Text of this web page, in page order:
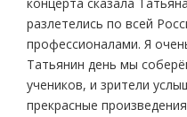
концерта сказала
разлетелись по всей
профессионалами. Я
Татьянин день мы
учеников, и зрители
прекрасные